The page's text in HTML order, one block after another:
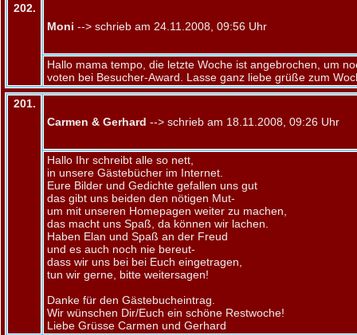
202.
Moni --> schrieb am 24.11.2008, 09:56 Uhr
Hallo mama tempo, die letzte Woche ist angebrochen, um
voten bei Besucher-Award. Lasse ganz liebe grüße zum
201.
Carmen & Gerhard --> schrieb am 18.11.2008, 09:26 Uhr
Hallo Ihr schreibt alle so nett,
in unsere Gästebücher im Internet.
Eure Bilder und Gedichte gefallen uns gut
das gibt uns beiden den nötigen Mut-
um mit unseren Homepagen weiter zu machen,
das macht uns Spaß, da können wir lachen.
Haben Elan und Spaß an der Freud
und es auch noch nie bereut-
dass wir uns bei bei Euch eingetragen,
tun wir gerne, bitte weitersagen!
Danke für den Gästebucheintrag.
Wir wünschen Dir/Euch ein schöne Restwoche!
Liebe Grüsse Carmen und Gerhard